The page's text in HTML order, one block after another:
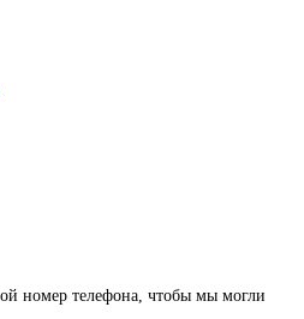
номер телефона, чтобы мы могли